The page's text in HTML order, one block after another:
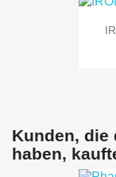
Kunden, die
haben,